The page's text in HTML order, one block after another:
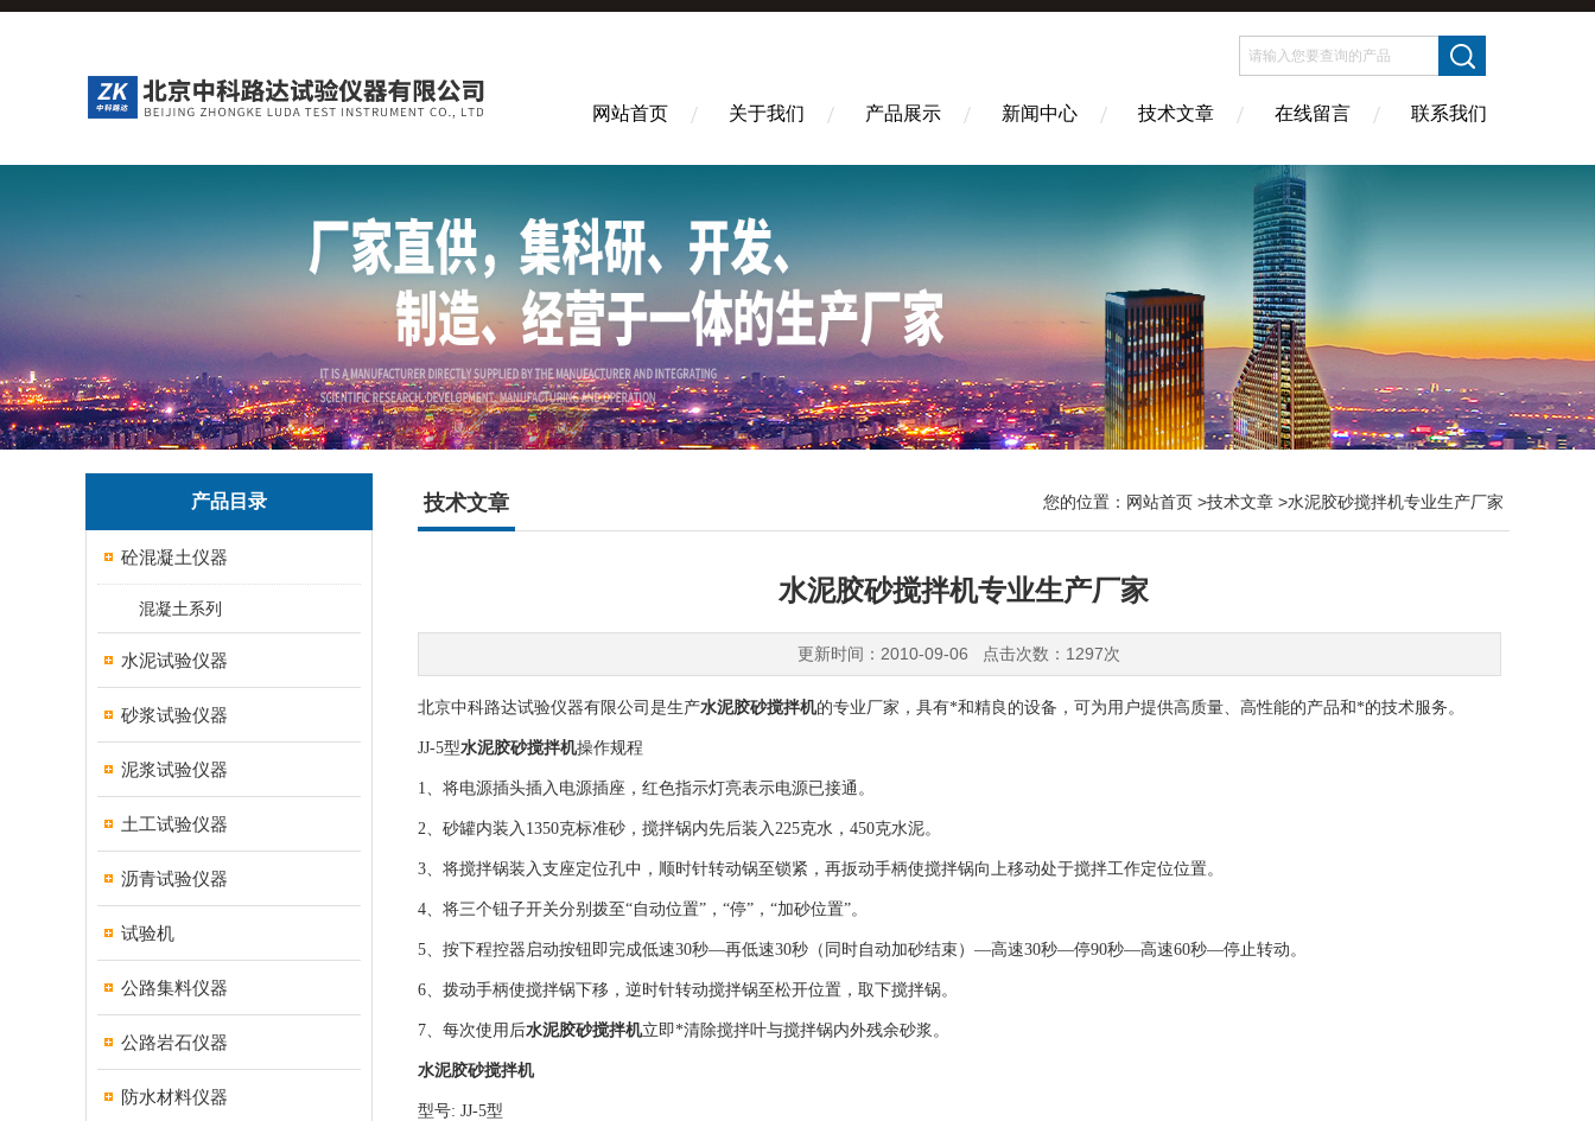
网站首页 关于我们 产品展示 新闻中心 技术文章 在线留言 联系我们
产品目录
砼混凝土仪器
混凝土系列
水泥试验仪器
砂浆试验仪器
泥浆试验仪器
土工试验仪器
沥青试验仪器
试验机
公路集料仪器
公路岩石仪器
防水材料仪器
技术文章 您的位置： 网站首页 >技术文章 >水泥胶砂搅拌机专业生产厂家
水泥胶砂搅拌机专业生产厂家
更新时间：2010-09-06 点击次数：1297次
北京中科路达试验仪器有限公司是生产水泥胶砂搅拌机的专业厂家，具有*和精良的设备，可为用户提供高质量、高性能的产品和*的技术服务。
JJ-5型水泥胶砂搅拌机操作规程
1、将电源插头插入电源插座，红色指示灯亮表示电源已接通。
2、砂罐内装入1350克标准砂，搅拌锅内先后装入225克水，450克水泥。
3、将搅拌锅装入支座定位孔中，顺时针转动锅至锁紧，再扳动手柄使搅拌锅向上移动处于搅拌工作定位位置。
4、将三个钮子开关分别拨至“自动位置”，“停”，“加砂位置”。
5、按下程控器启动按钮即完成低速30秒—再低速30秒（同时自动加砂结束）—高速30秒—停90秒—高速60秒—停止转动。
6、拨动手柄使搅拌锅下移 ， 逆时针转动搅拌锅至松开位置，取下搅拌锅。
7、每次使用后水泥胶砂搅拌机立即*清除搅拌叶与搅拌锅内外残余砂浆。
水泥胶砂搅拌机
型号: JJ-5型